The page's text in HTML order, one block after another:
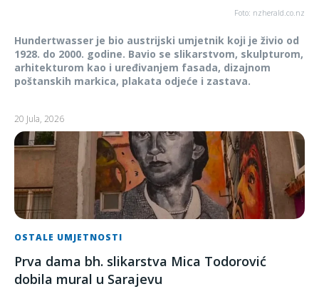
Foto: nzherald.co.nz
Hundertwasser je bio austrijski umjetnik koji je živio od
1928. do 2000. godine. Bavio se slikarstvom, skulpturom,
arhitekturom kao i uređivanjem fasada, dizajnom
poštanskih markica, plakata odjeće i zastava.
20 Jula, 2026
OSTALE UMJETNOSTI
Prva dama bh. slikarstva Mica Todorović
dobila mural u Sarajevu